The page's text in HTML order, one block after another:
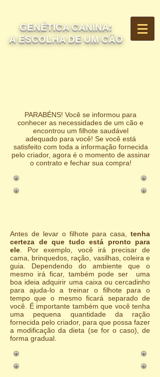
GENÉTICA CANINA:
A ESCOLHA DE UM CÃO
PARABÉNS! Você se informou para
conhecer as necessidades de um cão e
encontrou um filhote saudável
adequado para você! Se você está
satisfeito com toda a informação fornecida
pelo criador, agora é o momento de assinar
o contrato e fechar sua compra!
Antes de levar o filhote para casa, tenha
certeza de que tudo está pronto para
ele . Por exemplo, você irá precisar de
cama, brinquedos, ração, vasilhas, coleira e
guia. Dependendo do ambiente que o
mesmo irá ficar, também pode ser uma
boa ideia adquirir uma caixa ou cercadinho
para ajuda-lo a treinar o filhote para o
tempo que o mesmo ficará separado de
você. É importante também que você tenha
uma pequena quantidade da ração
fornecida pelo criador, para que possa fazer
a modificação da dieta (se for o caso), de
forma gradual.